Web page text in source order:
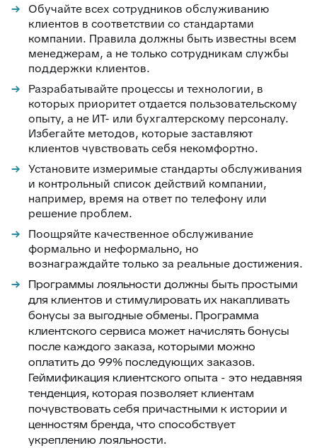
Обучайте всех сотрудников обслуживанию
клиентов в соответствии со стандартами
компании. Правила должны быть известны всем
менеджерам, а не только сотрудникам службы
поддержки клиентов.
Разрабатывайте процессы и технологии, в
которых приоритет отдается пользовательскому
опыту, а не ИТ- или бухгалтерскому персоналу.
Избегайте методов, которые заставляют
клиентов чувствовать себя некомфортно.
Установите измеримые стандарты обслуживания
и контрольный список действий компании,
например, время на ответ по телефону или
решение проблем.
Поощряйте качественное обслуживание
формально и неформально, но
вознаграждайте только за реальные достижения.
Программы лояльности должны быть простыми
для клиентов и стимулировать их накапливать
бонусы за выгодные обмены. Программа
клиентского сервиса может начислять бонусы
после каждого заказа, которыми можно
оплатить до 99% последующих заказов.
Геймификация клиентского опыта - это недавняя
тенденция, которая позволяет клиентам
почувствовать себя причастными к истории и
ценностям бренда, что способствует
укреплению лояльности.